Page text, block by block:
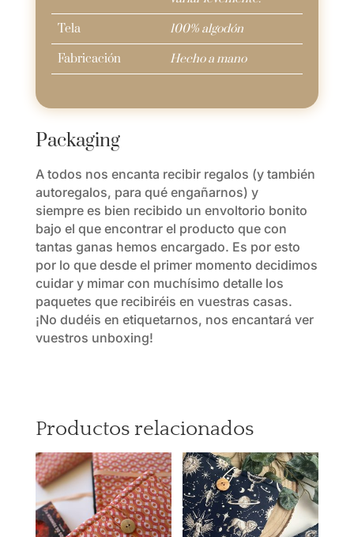
Tela
100% algodón
Fabricación
Hecho a mano
Packaging
A todos nos encanta recibir regalos (y también
autoregalos, para qué engañarnos) y
siempre es bien recibido un envoltorio bonito
bajo el que encontrar el producto que con
tantas ganas hemos encargado. Es por esto
por lo que desde el primer momento decidimos
cuidar y mimar con muchísimo detalle los
paquetes que recibiréis en vuestras casas.
¡No dudéis en etiquetarnos, nos encantará ver
vuestros unboxing!
Productos relacionados